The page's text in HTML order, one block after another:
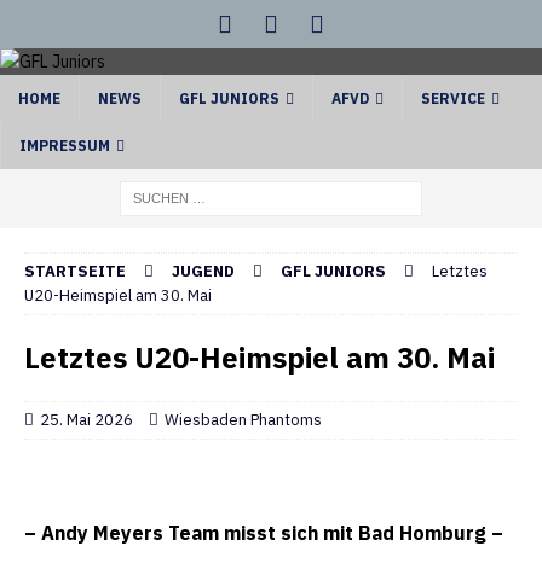
HOME NEWS GFL JUNIORS AFVD SERVICE
IMPRESSUM
STARTSEITE JUGEND GFL JUNIORS
Letztes
U20-Heimspiel am 30. Mai
Letztes U20-Heimspiel am 30. Mai
25. Mai 2026 Wiesbaden Phantoms
– Andy Meyers Team misst sich mit Bad Homburg –